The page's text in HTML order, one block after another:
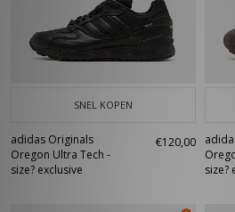
SNEL KOPEN
adidas Originals
Oregon Ultra Tech -
size? exclusive
€120,00
size?